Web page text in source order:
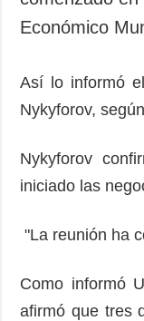
Económico
Así lo informó
Nykyforov,
Nykyforov
iniciado las
"La reunión ha
Como informó
afirmó que tres